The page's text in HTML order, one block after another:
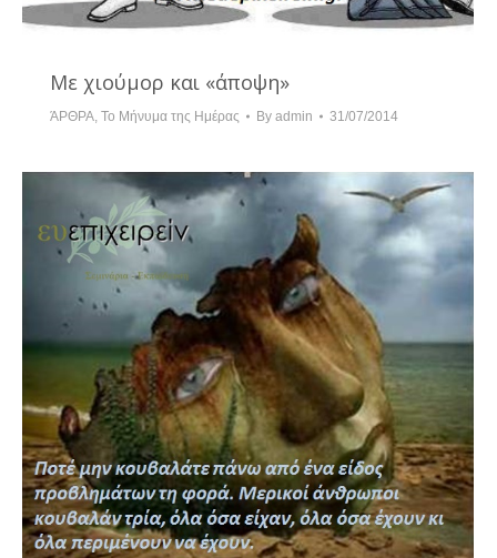
Με χιούμορ και «άποψη»
ΆΡΘΡΑ, Το Μήνυμα της Ημέρας By admin 31/07/2014